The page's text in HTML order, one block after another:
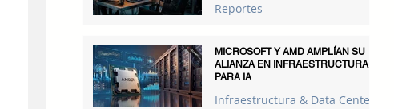
Reportes
MICROSOFT Y AMD AMPLÍAN SU
ALIANZA EN INFRAESTRUCTURA
PARA IA
Infraestructura & Data Centers